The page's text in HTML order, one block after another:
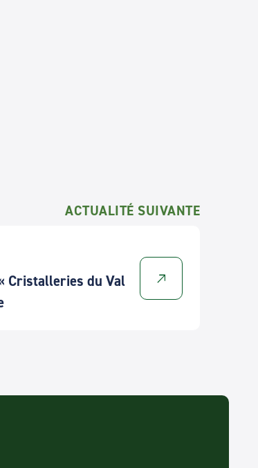
ACTUALITÉ SUIVANTE
Cristalleries du Val